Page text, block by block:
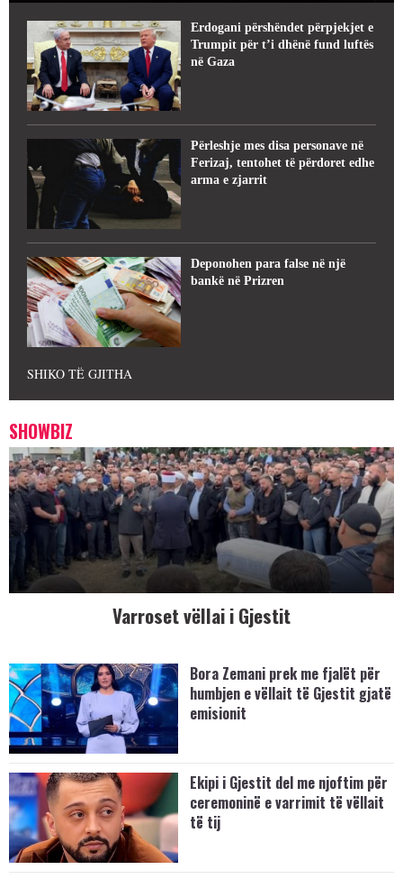
Erdogani përshëndet përpjekjet e
Trumpit për t’i dhënë fund luftës
në Gaza
Përleshje mes disa personave në
Ferizaj, tentohet të përdoret edhe
arma e zjarrit
Deponohen para false në një
bankë në Prizren
SHIKO TË GJITHA
SHOWBIZ
Varroset vëllai i Gjestit
Bora Zemani prek me fjalët për
humbjen e vëllait të Gjestit gjatë
emisionit
Ekipi i Gjestit del me njoftim për
ceremoninë e varrimit të vëllait
të tij